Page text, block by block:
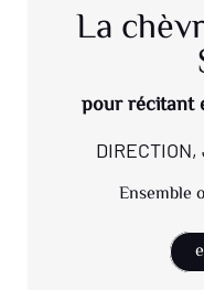
La
pour récitant
Ensemble